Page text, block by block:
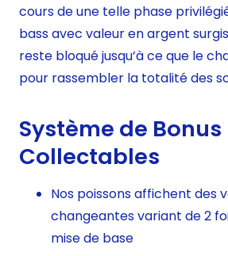
cours de une telle phase
bass avec valeur en argent
reste bloqué jusqu’à ce que le
pour rassembler la totalité des
Système de Bonus
Collectables
Nos poissons affichent des
changeantes variant de 2
mise de base